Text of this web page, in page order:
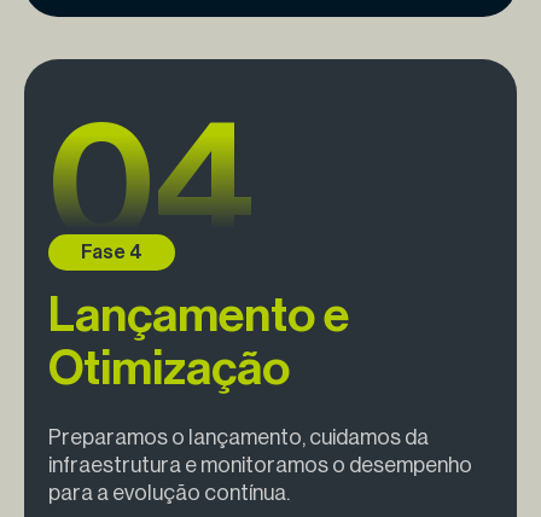
Lançamento e
Otimização
Preparamos o lançamento, cuidamos da
infraestrutura e monitoramos o desempenho
para a evolução contínua.